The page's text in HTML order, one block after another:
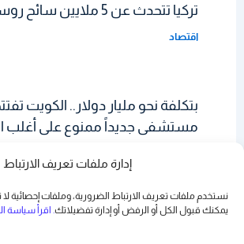
إدارة ملفات تعريف الارتباط
نستخدم ملفات تعريف الارتباط الضرورية، وملفات إحصائية
يمكنك قبول الكل أو الرفض أوإدارة تفضيلاتك. اقرأ سياسة
تركيا تتحدث عن 5 ملايين سائح روسي
اقتصاد
بتكلفة نحو مليار دولار.. الكويت
مستشفى جديداً ممنوع على أغلب